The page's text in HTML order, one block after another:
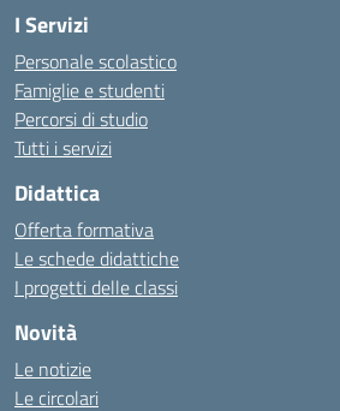
I Servizi
Personale scolastico
Famiglie e studenti
Percorsi di studio
Tutti i servizi
Didattica
Offerta formativa
Le schede didattiche
I progetti delle classi
Novità
Le notizie
Le circolari